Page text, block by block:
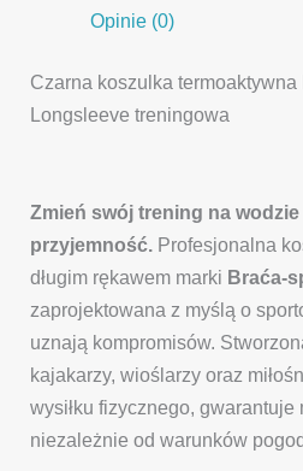
Opinie (0)
Czarna koszulka
Longsleeve treningowa
Zmień swój trening na
przyjemność. Profesjonalna
długim rękawem marki Braća-
zaprojektowana z myślą o
uznają kompromisów.
kajakarzy, wioślarzy oraz
wysiłku fizycznego,
niezależnie od warunków